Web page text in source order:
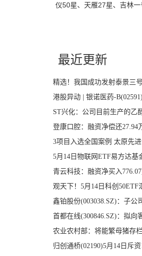
仪50星、天雁27星、吉林
最近更新
精选！我国成功发射泰景三
港股异动 | 银诺医药-
登康口腔：融资净偿还27.94
3项目入选全国案例 太原先
青云科技：融资净买入
鑫铂股份(003038.SZ)：子
首都在线(300846.SZ)：拟向
归创通桥(02190)5月14日斥